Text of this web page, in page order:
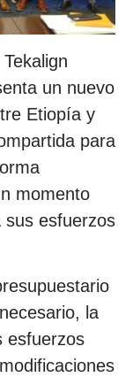
un nuevo
Etiopía y
para
momento
sus esfuerzos
la
esfuerzos